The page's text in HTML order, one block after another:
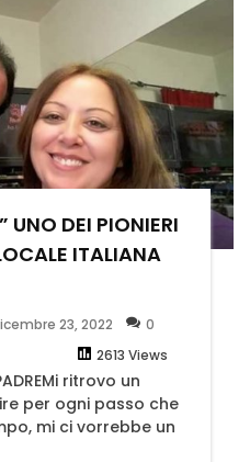
UNO DEI PIONIERI
ITALIANA
23, 2022
2613 Views
0
ritrovo un
per ogni passo che
mi ci vorrebbe un